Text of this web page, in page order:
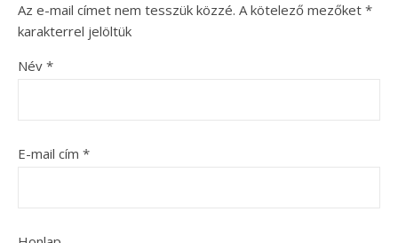
Az e-mail címet nem tesszük közzé. A kötelező mezőket *
karakterrel jelöltük
Név *
E-mail cím *